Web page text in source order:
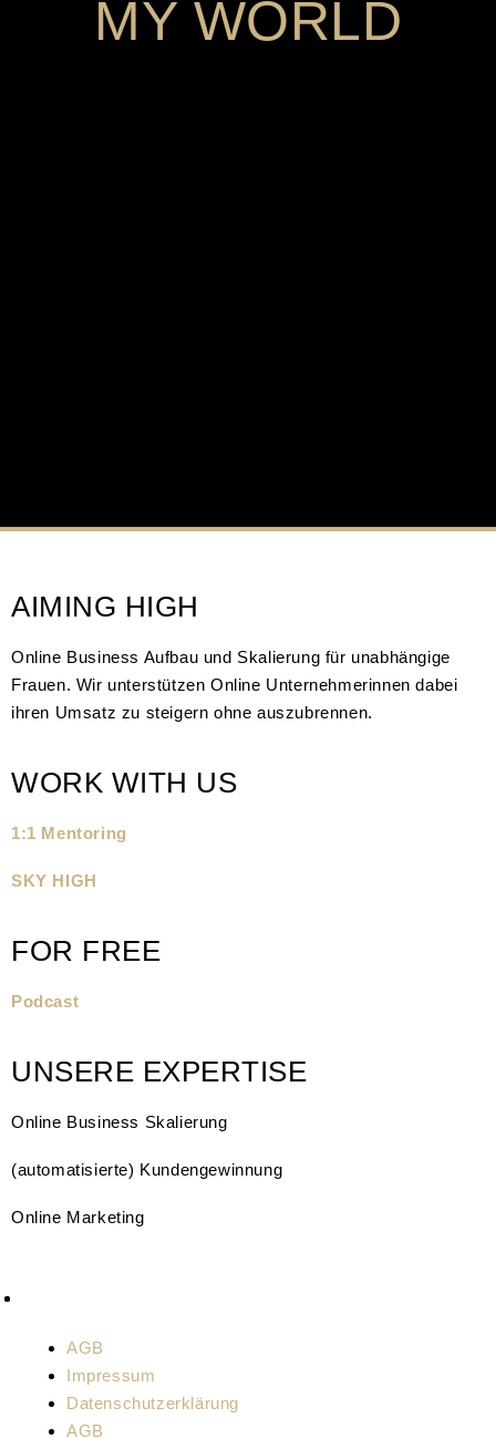
MY WORLD
AIMING HIGH
Online Business Aufbau und Skalierung für unabhängige
Frauen. Wir unterstützen Online Unternehmerinnen dabei
ihren Umsatz zu steigern ohne auszubrennen.
WORK WITH US
1:1 Mentoring
SKY HIGH
FOR FREE
Podcast
UNSERE EXPERTISE
Online Business Skalierung
(automatisierte) Kundengewinnung
Online Marketing
AGB
Impressum
Datenschutzerklärung
AGB